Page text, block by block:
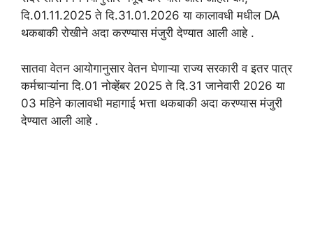
दि.01.11.2025 ते दि.31.01.2026 या कालावधी मधील DA
थकबाकी रोखीने अदा करण्यास मंजुरी देण्यात आली आहे .
सातवा वेतन आयोगानुसार वेतन घेणाऱ्या राज्य सरकारी व इतर पात्र
कर्मचाऱ्यांना दि.01 नोव्हेंबर 2025 ते दि.31 जानेवारी 2026 या
03 महिने कालावधी महागाई भत्ता थकबाकी अदा करण्यास मंजुरी
देण्यात आली आहे .